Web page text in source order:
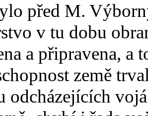
před M.
v tu dobu
a připravena, a
země
odcházejících